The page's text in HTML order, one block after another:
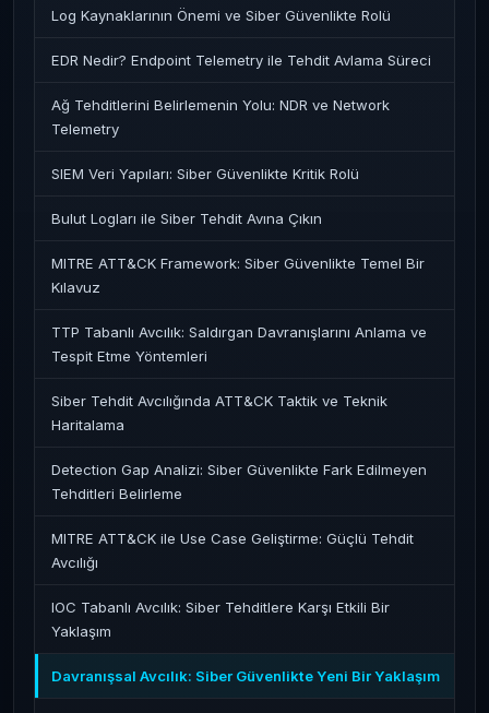
Log Kaynaklarının Önemi ve Siber Güvenlikte Rolü
EDR Nedir? Endpoint Telemetry ile Tehdit Avlama Süreci
Ağ Tehditlerini Belirlemenin Yolu: NDR ve Network
Telemetry
SIEM Veri Yapıları: Siber Güvenlikte Kritik Rolü
Bulut Logları ile Siber Tehdit Avına Çıkın
MITRE ATT&CK Framework: Siber Güvenlikte Temel Bir
Kılavuz
TTP Tabanlı Avcılık: Saldırgan Davranışlarını Anlama ve
Tespit Etme Yöntemleri
Siber Tehdit Avcılığında ATT&CK Taktik ve Teknik
Haritalama
Detection Gap Analizi: Siber Güvenlikte Fark Edilmeyen
Tehditleri Belirleme
MITRE ATT&CK ile Use Case Geliştirme: Güçlü Tehdit
Avcılığı
IOC Tabanlı Avcılık: Siber Tehditlere Karşı Etkili Bir
Yaklaşım
Davranışsal Avcılık: Siber Güvenlikte Yeni Bir Yaklaşım